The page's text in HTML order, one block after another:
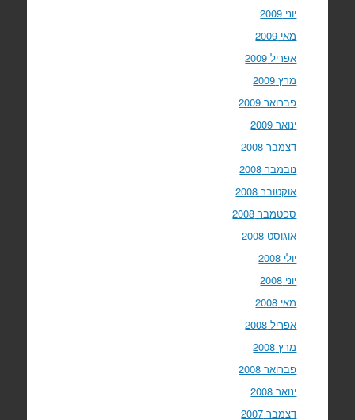
יוני 2009
מאי 2009
אפריל 2009
מרץ 2009
פברואר 2009
ינואר 2009
דצמבר 2008
נובמבר 2008
אוקטובר 2008
ספטמבר 2008
אוגוסט 2008
יולי 2008
יוני 2008
מאי 2008
אפריל 2008
מרץ 2008
פברואר 2008
ינואר 2008
דצמבר 2007